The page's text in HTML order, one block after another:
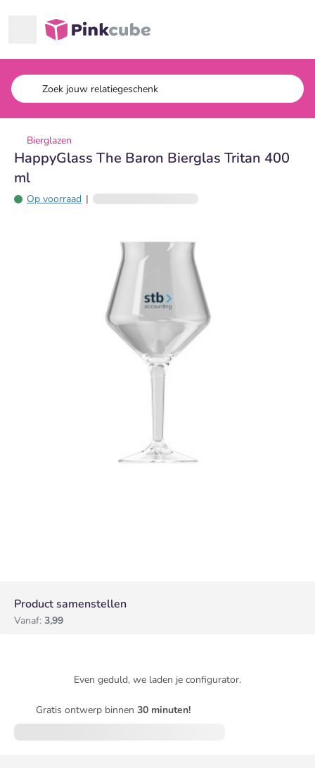
Pinkcube
Bierglazen
HappyGlass The Baron Bierglas Tritan 400
ml
Op voorraad |
Product samenstellen
Vanaf: 3,99
Even geduld, we laden je configurator.
Gratis ontwerp binnen 30 minuten!